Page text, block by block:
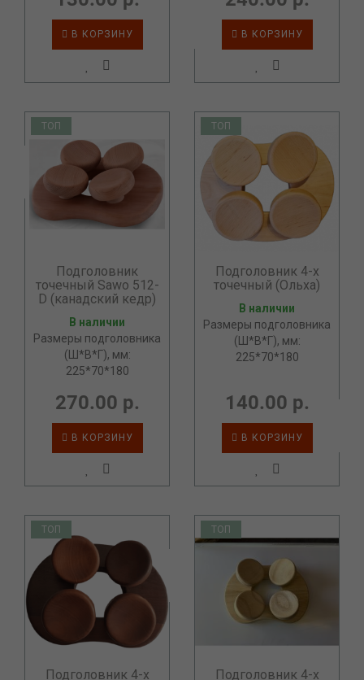
В КОРЗИНУ В КОРЗИНУ
ТОП
Подголовник
точечный Sawo 512-
D (канадский кедр)
В наличии
Размеры подголовника
(Ш*В*Г), мм:
225*70*180
270.00 р.
В КОРЗИНУ
ТОП
Подголовник 4-х
точечный (Ольха)
В наличии
Размеры подголовника
(Ш*В*Г), мм:
225*70*180
140.00 р.
В КОРЗИНУ
ТОП
Подголовник 4-х
ТОП
Подголовник 4-х